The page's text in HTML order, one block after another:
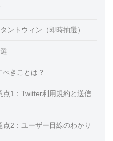
ントウィン（即時抽選）
きことは？
点1：Twitter利用規約と送信
点2：ユーザー目線のわかり